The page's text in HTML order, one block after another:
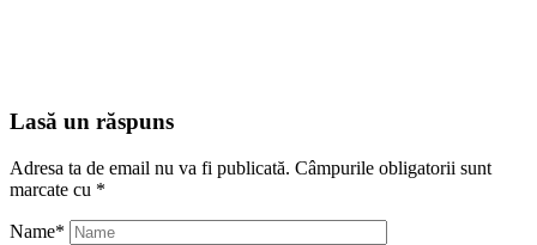
Lasă un răspuns
Adresa ta de email nu va fi publicată. Câmpurile obligatorii sunt
marcate cu *
Name*